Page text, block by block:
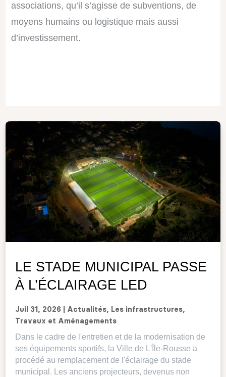
associations, qu’il s’agisse de subventions, de
moyens humains ou logistique mais aussi
d’investissement.
LE STADE MUNICIPAL PASSE
À L’ÉCLAIRAGE LED
Juil 31, 2026 Actualités, Les infrastructures,
Travaux et Aménagements
Dans le cadre de l'entretien et de la modernisation de
ses équipements sportifs, la Ville de L'Île-Rousse a
procédé au remplacement de l'éclairage du stade
municipal. Les anciens projecteurs, devenus non